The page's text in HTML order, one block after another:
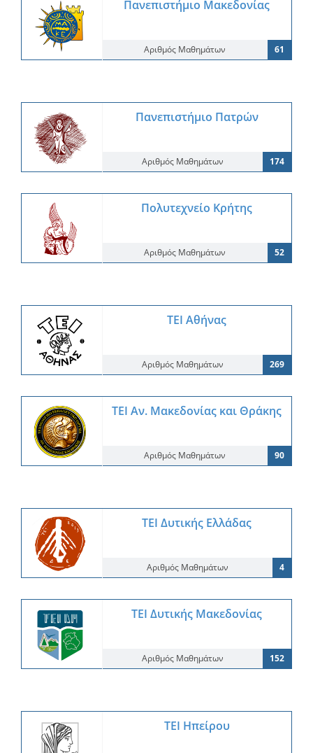
Πανεπιστήμιο Μακεδονίας
Αριθμός Μαθημάτων 61
Πανεπιστήμιο Πατρών
Αριθμός Μαθημάτων 174
Πολυτεχνείο Κρήτης
Αριθμός Μαθημάτων 52
ΤΕΙ Αθήνας
Αριθμός Μαθημάτων 269
ΤΕΙ Αν. Μακεδονίας και Θράκης
Αριθμός Μαθημάτων 90
ΤΕΙ Δυτικής Ελλάδας
Αριθμός Μαθημάτων 4
ΤΕΙ Δυτικής Μακεδονίας
Αριθμός Μαθημάτων 152
ΤΕΙ Ηπείρου